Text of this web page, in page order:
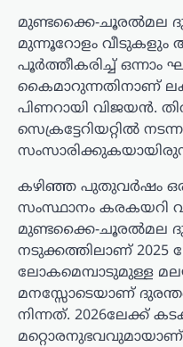
മുണ്ടക്കൈ-ചൂരൽമല
മുന്നൂറോളം
പൂർത്തീകരിച്ച് ഒന്നാം
കൈമാറുന്നതിനാണ്
പിണറായി വിജയൻ.
സെക്രട്ടേറിയറ്റിൽ
കഴിഞ്ഞ പുതുവർഷം
സംസ്ഥാനം കരകയറി
മുണ്ടക്കൈ-ചൂരൽമല
നടുക്കത്തിലാണ് 2025
ലോകമെമ്പാടുമുള്ള
മനസ്സോടെയാണ്
നിന്നത്. 2026ലേക്ക്